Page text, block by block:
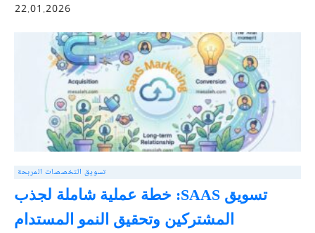
22.01.2026
تسويق التخصصات المربحة
تسويق SAAS: خطة عملية شاملة لجذب
المشتركين وتحقيق النمو المستدام